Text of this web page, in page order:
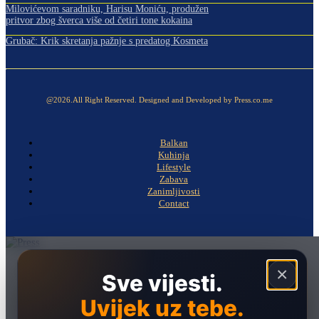
Milovićevom saradniku, Harisu Moniću, produžen
pritvor zbog šverca više od četiri tone kokaina
Grubač: Krik skretanja pažnje s predatog Kosmeta
@2026.All Right Reserved. Designed and Developed by Press.co.me
Balkan
Kuhinja
Lifestyle
Zabava
Zanimljivosti
Contact
×
Sve vijesti.
Uvijek uz tebe.